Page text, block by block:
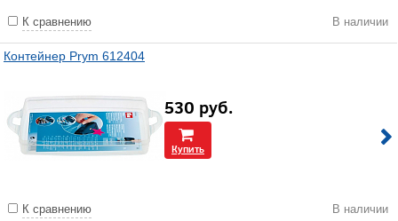
К сравнению В наличии
Контейнер Prym 612404
530 руб.
Купить
К сравнению В наличии